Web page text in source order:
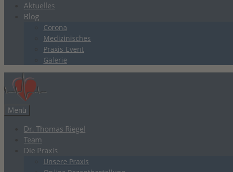
Aktuelles
Blog
Corona
Medizinisches
Praxis-Event
Galerie
Menü
Dr. Thomas Riegel
Team
Die Praxis
Unsere Praxis